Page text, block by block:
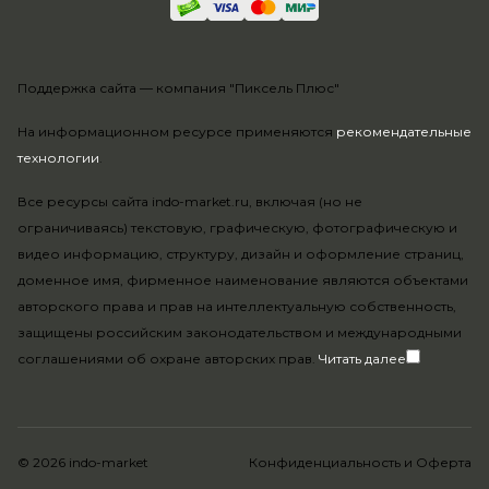
На информационном ресурсе применяются рекомендательные
технологии.
Все ресурсы сайта indo-market.ru, включая (но не
ограничиваясь) текстовую, графическую, фотографическую и
видео информацию, структуру, дизайн и оформление страниц,
доменное имя, фирменное наименование являются объектами
авторского права и прав на интеллектуальную собственность,
защищены российским законодательством и международными
соглашениями об охране авторских прав. Читать далее
Поддержка сайта — компания "Пиксель Плюс"
© 2026 indo-market Конфиденциальность и Оферта